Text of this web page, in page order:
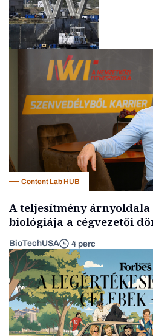
Content Lab HUB
A teljesítmény árnyoldala
biológiája a cégvezetői
BioTechUSA 4 perc